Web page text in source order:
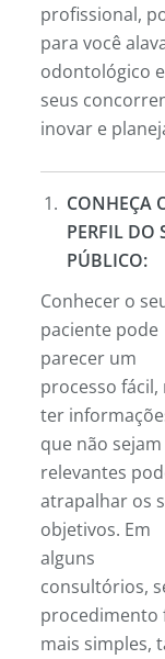
profissional,
para você
odontológico
seus
inovar e
CONHEÇA
PERFIL DO
PÚBLICO:
Conhecer o
paciente pode
parecer um
processo fácil,
ter
que não sejam
relevantes
atrapalhar os
objetivos. Em
alguns
consultórios,
procedimento
mais simples,